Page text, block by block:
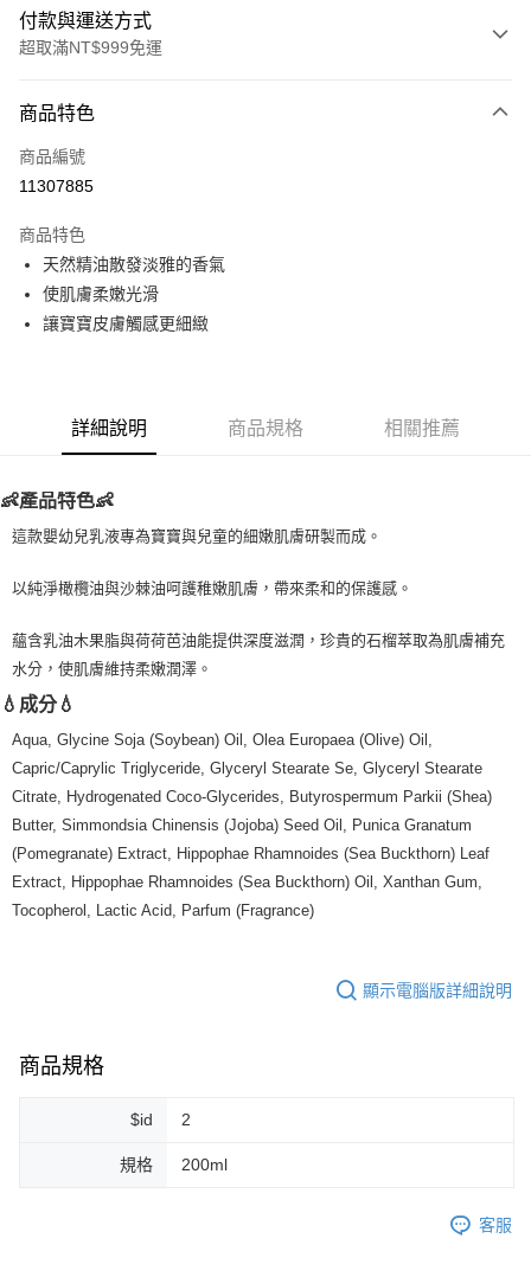
付款與運送方式
超取滿NT$999免運
信用卡一次付款
超商取貨付款
Apple Pay
街口支付
ATM付款
運送方式
全家取貨付款
每筆NT$80，滿NT$999(含以上)免運費
7-11取貨付款
每筆NT$80，滿NT$999(含以上)免運費
7-11純取貨 (先付款
每筆NT$80，滿NT$999(含以上)免運費
宅配
每筆NT$100，滿NT$999(含以上)免運費
離島宅配（澎湖、金門、馬祖、小琉球）
商品特色
商品編號
11307885
商品特色
天然精油散發淡雅的香氣
使肌膚柔嫩光滑
讓寶寶皮膚觸感更細緻
詳細說明 商品規格 相關推薦
👶產品特色👶
這款嬰幼兒乳液專為寶寶與兒童的細嫩肌膚研製而成。
以純淨橄欖油與沙棘油呵護稚嫩肌膚，帶來柔和的保護感。
蘊含乳油木果脂與荷荷芭油能提供深度滋潤，珍貴的石榴萃取為肌膚補充
水分，使肌膚維持柔嫩潤澤。
💧成分💧
Aqua, Glycine Soja (Soybean) Oil, Olea Europaea (Olive) Oil,
Capric/Caprylic Triglyceride, Glyceryl Stearate Se, Glyceryl Stearate
Citrate, Hydrogenated Coco-Glycerides, Butyrospermum Parkii (Shea)
Butter, Simmondsia Chinensis (Jojoba) Seed Oil, Punica Granatum
(Pomegranate) Extract, Hippophae Rhamnoides (Sea Buckthorn) Leaf
Extract, Hippophae Rhamnoides (Sea Buckthorn) Oil, Xanthan Gum,
Tocopherol, Lactic Acid, Parfum (Fragrance)
顯示電腦版詳細說明
商品規格
$id 2
規格 200ml
客服